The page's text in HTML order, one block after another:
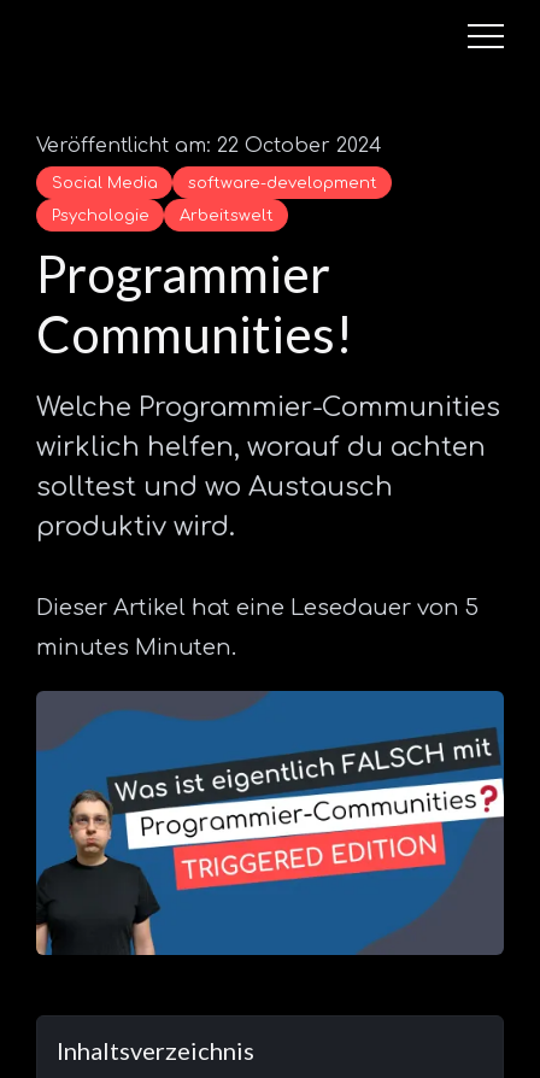
Veröffentlicht am: 22 October 2024
Social Media
software-development
Psychologie
Arbeitswelt
Programmier
Communities!
Welche Programmier-Communities
wirklich helfen, worauf du achten
solltest und wo Austausch
produktiv wird.
Dieser Artikel hat eine Lesedauer von 5
minutes Minuten.
Inhaltsverzeichnis